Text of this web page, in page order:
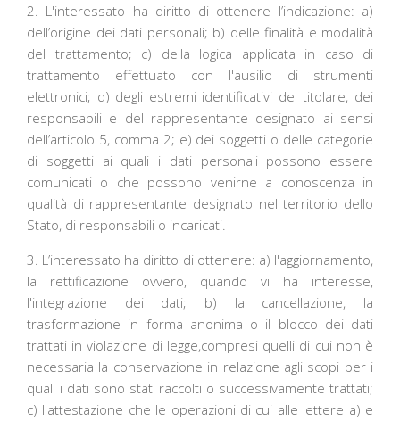
2. L'interessato ha diritto di ottenere l’indicazione: a)
dell’origine dei dati personali; b) delle finalità e modalità
del trattamento; c) della logica applicata in caso di
trattamento effettuato con l'ausilio di strumenti
elettronici; d) degli estremi identificativi del titolare, dei
responsabili e del rappresentante designato ai sensi
dell’articolo 5, comma 2; e) dei soggetti o delle categorie
di soggetti ai quali i dati personali possono essere
comunicati o che possono venirne a conoscenza in
qualità di rappresentante designato nel territorio dello
Stato, di responsabili o incaricati.
3. L’interessato ha diritto di ottenere: a) l'aggiornamento,
la rettificazione ovvero, quando vi ha interesse,
l'integrazione dei dati; b) la cancellazione, la
trasformazione in forma anonima o il blocco dei dati
trattati in violazione di legge,compresi quelli di cui non è
necessaria la conservazione in relazione agli scopi per i
quali i dati sono stati raccolti o successivamente trattati;
c) l'attestazione che le operazioni di cui alle lettere a) e